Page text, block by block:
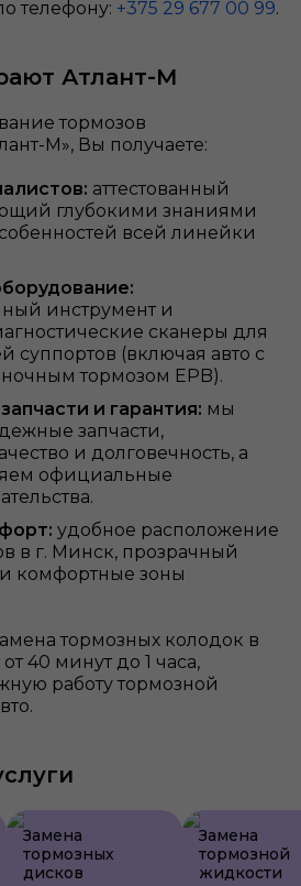
телефону: +375 29 677 00 99.
Атлант-М
тормозов
М», Вы получаете:
аттестованный
глубокими знаниями
всей линейки
инструмент и
сканеры для
суппортов (включая авто с
тормозом EPB).
и гарантия: мы
запчасти,
и долговечность, а
официальные
удобное расположение
в г. Минск, прозрачный
и комфортные зоны
тормозных колодок в
40 минут до 1 часа,
работу тормозной
Замена
тормозных
дисков
Замена
тормозной
жидкости